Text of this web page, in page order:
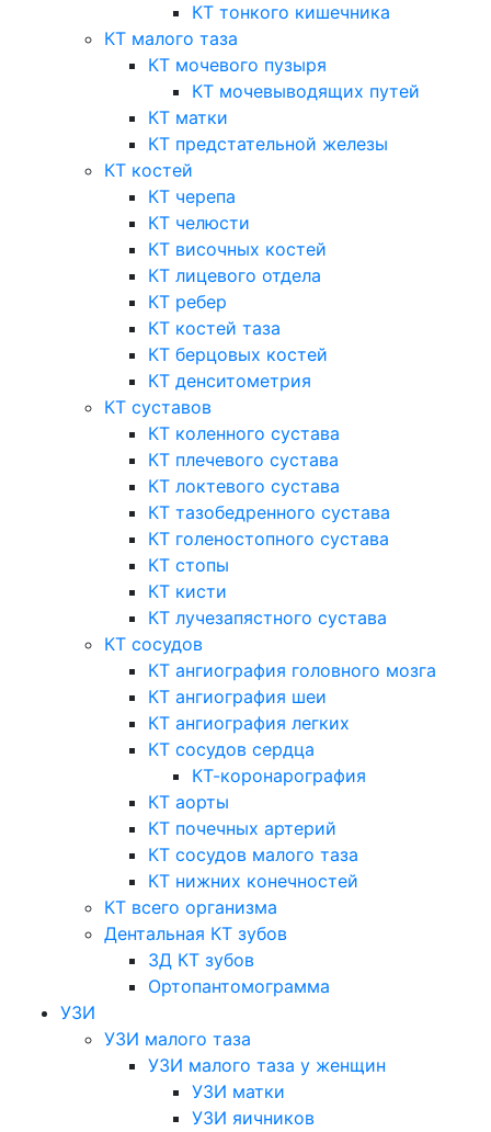
КТ тонкого кишечника
КТ малого таза
КТ мочевого пузыря
КТ мочевыводящих путей
КТ матки
КТ предстательной железы
КТ костей
КТ черепа
КТ челюсти
КТ височных костей
КТ лицевого отдела
КТ ребер
КТ костей таза
КТ берцовых костей
КТ денситометрия
КТ суставов
КТ коленного сустава
КТ плечевого сустава
КТ локтевого сустава
КТ тазобедренного сустава
КТ голеностопного сустава
КТ стопы
КТ кисти
КТ лучезапястного сустава
КТ сосудов
КТ ангиография головного мозга
КТ ангиография шеи
КТ ангиография легких
КТ сосудов сердца
КТ-коронарография
КТ аорты
КТ почечных артерий
КТ сосудов малого таза
КТ нижних конечностей
КТ всего организма
Дентальная КТ зубов
3Д КТ зубов
Ортопантомограмма
УЗИ
УЗИ малого таза
УЗИ малого таза у женщин
УЗИ матки
УЗИ яичников